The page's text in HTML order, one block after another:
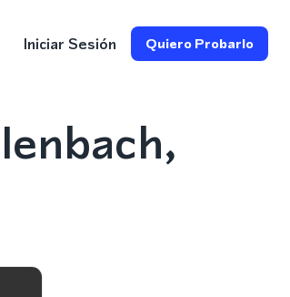
Iniciar Sesión Quiero Probarlo